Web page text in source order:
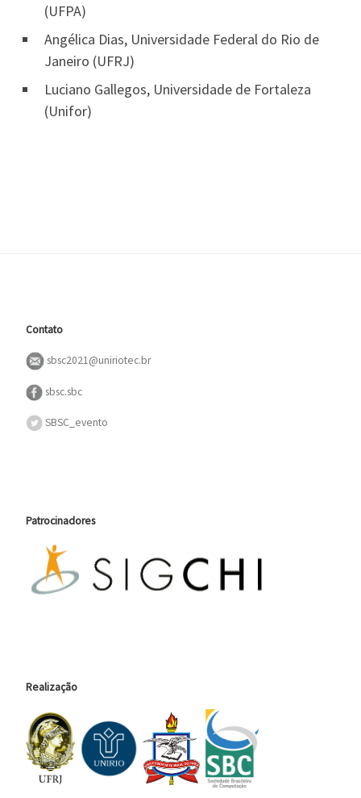
(UFPA)
Angélica Dias, Universidade Federal do Rio de
Janeiro (UFRJ)
Luciano Gallegos, Universidade de Fortaleza
(Unifor)
Contato
sbsc2021@uniriotec.br
sbsc.sbc
SBSC_evento
Patrocinadores
Realização